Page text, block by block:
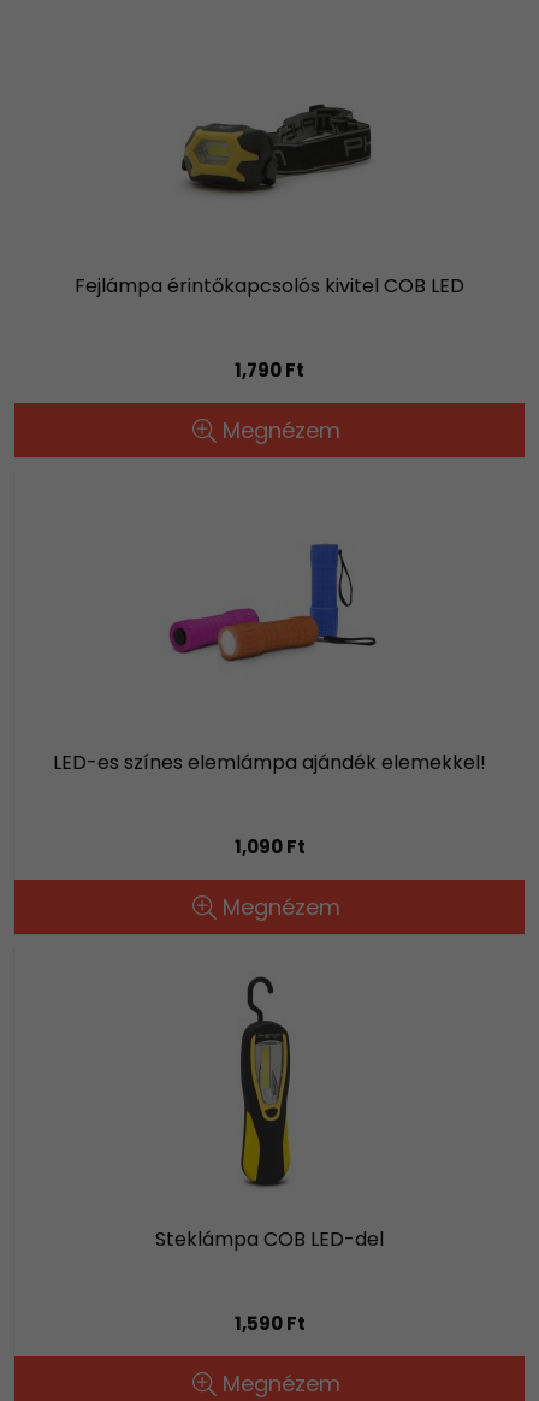
Fejlámpa érintőkapcsolós kivitel COB LED
1,790 Ft
Megnézem
LED-es színes elemlámpa ajándék elemekkel!
1,090 Ft
Megnézem
Steklámpa COB LED-del
1,590 Ft
Megnézem